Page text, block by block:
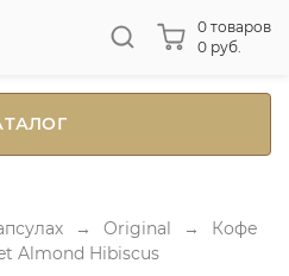
0 товаров
0 руб.
→ Original →
Кофе
Almond Hibiscus